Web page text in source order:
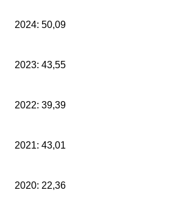
2024: 50,09
2023: 43,55
2022: 39,39
2021: 43,01
2020: 22,36